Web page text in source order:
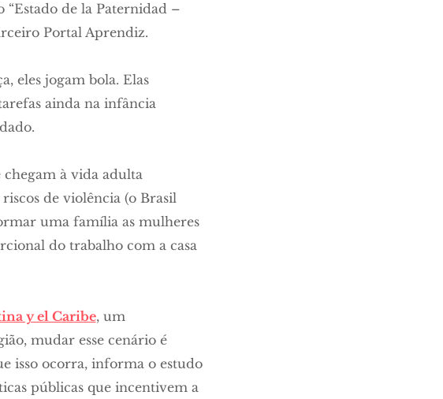
de la Paternidad –
Portal Aprendiz.
eles jogam bola. Elas
ainda na infância
chegam à vida adulta
de violência (o Brasil
uma família as mulheres
do trabalho com a casa
y el Caribe, um
mudar esse cenário é
isso ocorra, informa o estudo
públicas que incentivem a